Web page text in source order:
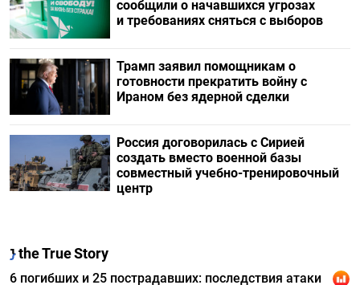
сообщили о начавшихся угрозах
и требованиях сняться с выборов
Трамп заявил помощникам о
готовности прекратить войну с
Ираном без ядерной сделки
Россия договорилась с Сирией
создать вместо военной базы
совместный учебно-тренировочный
центр